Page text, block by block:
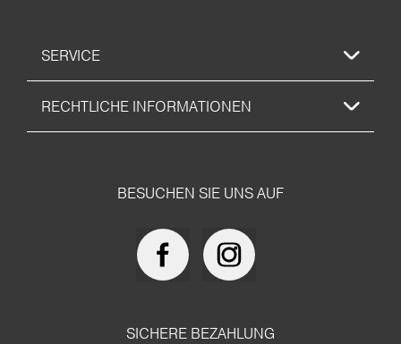
SERVICE
RECHTLICHE INFORMATIONEN
BESUCHEN SIE UNS AUF
SICHERE BEZAHLUNG